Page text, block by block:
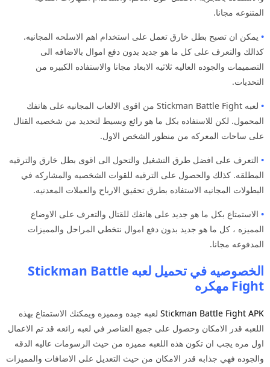
المتنوعه مجانا.
• يمكن ان تصبح بطل خارق تعمل على استخدام اهم الاسلحه المجانيه.
كذالك والتعرف على كل ما هو جديد بدون دفع اموال بالاضافه الى
التصميمات والجوده العاليه ثلاثيه الابعاد مجانا والاستفاده الكبيره من
التحديات.
•
لعبه Stickman Battle Fight من اقوى الالعاب المجانيه على هاتفك
المحمول. لكن للاستفاده بكل ما هو رائع وبسيط لتحديد من شخصيه القتال
على ساحات المعركه من منظور الشخص الاول.
• التعرف على افضل طرق التشغيل والتحول الى اقوى بطل خارق والترقيه
المطلقه. كذلك والحصول على الترقيه للقوات الشخصيه والمشاركه في
البطولات المجانيه الاستفاده بطرق تحقيق الارباح والعملات المعدنيه.
• الاستمتاع بكل ما هو جديد على هاتفك للقتال والتعرف على الاوضاع
المميزه ، كل ما هو جديد بدون دفع اموال نتخطي المراحل والمميزات
المدفوعه مجانا.
الخصوصيه في تحميل لعبه Stickman Battle
Fight مهكره
Stickman Battle Fight APK لعبه جيده ومميزه ويمكنك الاستمتاع بهذه
اللعبه قدر الامكان وحصول على جميع العناصر في لعبه رائعه قد تم الاعمال
اول مره يجب ان تكون هذه اللعبه مميزه من حيث الرسومات عاليه الدقه
والجوده فهي جذابه قدر الامكان من حيث التعديل على الاضافات والمميزات